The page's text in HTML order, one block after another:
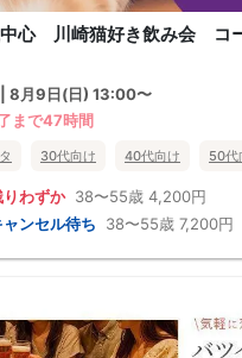
心 川崎猫好き飲み会 コ
| 8月9日(日) 13:00〜
まで47時間
30代向け 40代向け 50代
りわずか 38〜55歳 4,200円
ャンセル待ち 38〜55歳 7,200円